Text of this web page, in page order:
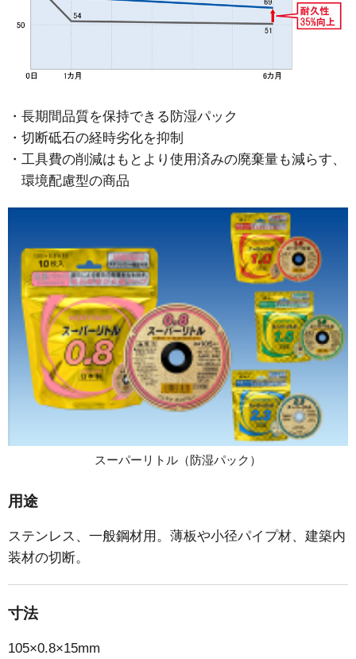
長期間品質を保持できる防湿パック
切断砥石の経時劣化を抑制
工具費の削減はもとより使用済みの廃棄量も減らす、
環境配慮型の商品
スーパーリトル（防湿パック）
用途
ステンレス、一般鋼材用。薄板や小径パイプ材、建築内
装材の切断。
寸法
105×0.8×15mm